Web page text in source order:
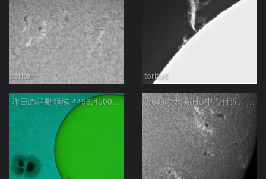
toritori toritori
昨日の活動領域 4498,4500：2026/08/05 8/6朝の太陽(Hα中心付近、4498、4502付近)